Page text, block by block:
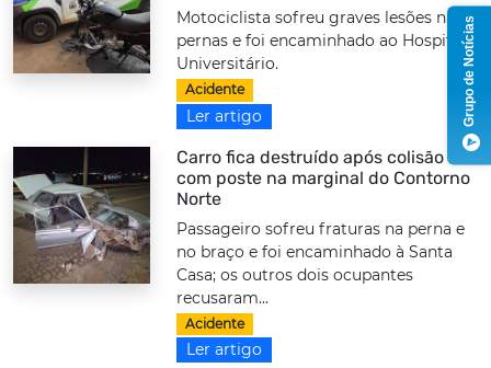
Motociclista sofreu graves lesões nas
pernas e foi encaminhado ao Hospital
Universitário.
Acidente
Ler artigo
Carro fica destruído após colisão
com poste na marginal do Contorno
Norte
Passageiro sofreu fraturas na perna e
no braço e foi encaminhado à Santa
Casa; os outros dois ocupantes
recusaram...
Acidente
Ler artigo
Grupo de Notícias